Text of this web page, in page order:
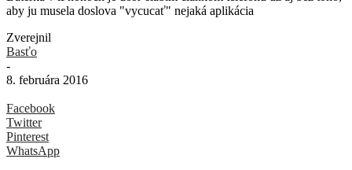
aby ju musela doslova "vycucať" nejaká aplikácia
Zverejnil
Basťo
-
8. februára 2016
Facebook
Twitter
Pinterest
WhatsApp